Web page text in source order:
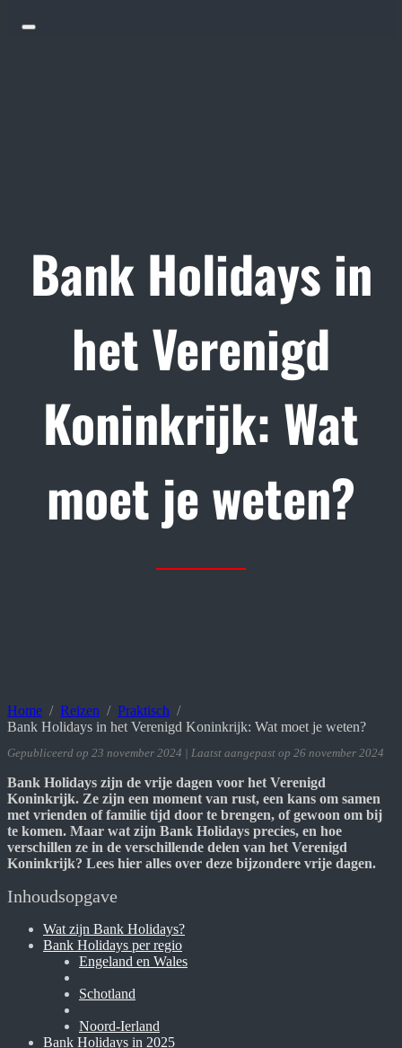
Bank Holidays in
het Verenigd
Koninkrijk: Wat
moet je weten?
Home Reizen
Praktisch
Bank Holidays in het Verenigd Koninkrijk: Wat moet je weten?
Gepubliceerd op 23 november 2024 | Laatst aangepast op 26 november 2024
Bank Holidays zijn de vrije dagen voor het Verenigd
Koninkrijk. Ze zijn een moment van rust, een kans om samen
met vrienden of familie tijd door te brengen, of gewoon om bij
te komen. Maar wat zijn Bank Holidays precies, en hoe
verschillen ze in de verschillende delen van het Verenigd
Koninkrijk? Lees hier alles over deze bijzondere vrije dagen.
Inhoudsopgave
Wat zijn Bank Holidays?
Bank Holidays per regio
Engeland en Wales
Schotland
Noord-Ierland
Bank Holidays in 2025